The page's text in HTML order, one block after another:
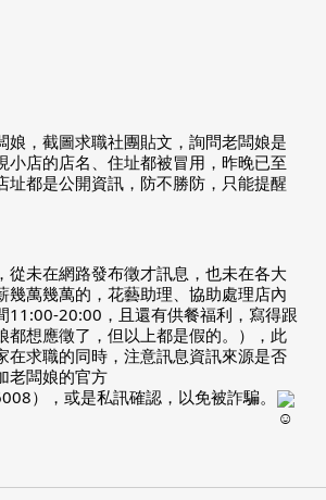
娘，截圖求職社團貼文，詢問老闆娘是
小店的店名、住址都被冒用，昨晚已至
址都是公開資訊，防不勝防，只能提醒
從未在網路發布徵才訊息，也未在各大
幾萬幾萬的，花藝助理、協助處理店內
11:00-20:00，且還有供餐福利，寫得跟
都想應徵了，但以上都是假的。），此
在求職的同時，注意訊息資訊來源是否
老闆娘的官方
），或是私訊確認，以免被詐騙。